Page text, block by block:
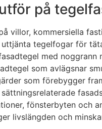
på
villor, kommersiella
tegelfogar för
med
som avlägsnar
som förebygger
fönsterbyten och
livslängden och